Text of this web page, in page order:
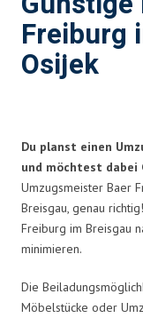
Freiburg
Osijek
Du planst einen
und möchtest dabei
Umzugsmeister Baer
Breisgau, genau
Freiburg im Breisgau
minimieren.
Die
Möbelstücke oder